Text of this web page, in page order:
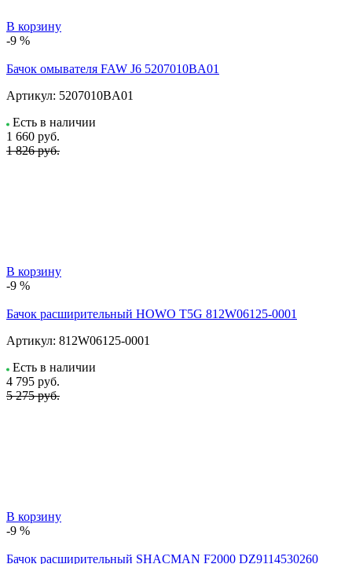
В корзину
-9 %
Бачок омывателя FAW J6 5207010BA01
Артикул: 5207010BA01
Есть в наличии
1 660 руб.
1 826 руб.
В корзину
-9 %
Бачок расширительный HOWO T5G 812W06125-0001
Артикул: 812W06125-0001
Есть в наличии
4 795 руб.
5 275 руб.
В корзину
-9 %
Бачок расширительный SHACMAN F2000 DZ9114530260